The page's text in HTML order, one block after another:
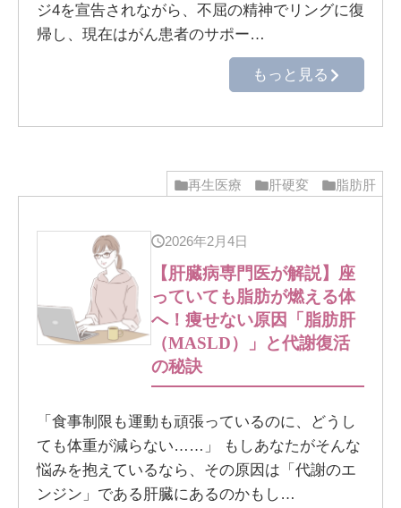
ジ4を宣告されながら、不屈の精神でリングに復
帰し、現在はがん患者のサポー…
もっと見る
再生医療 肝硬変 脂肪肝
2026年2月4日
【肝臓病専門医が解説】座
っていても脂肪が燃える体
へ！痩せない原因「脂肪肝
（MASLD）」と代謝復活
の秘訣
「食事制限も運動も頑張っているのに、どうし
ても体重が減らない……」 もしあなたがそんな
悩みを抱えているなら、その原因は「代謝のエ
ンジン」である肝臓にあるのかもし…